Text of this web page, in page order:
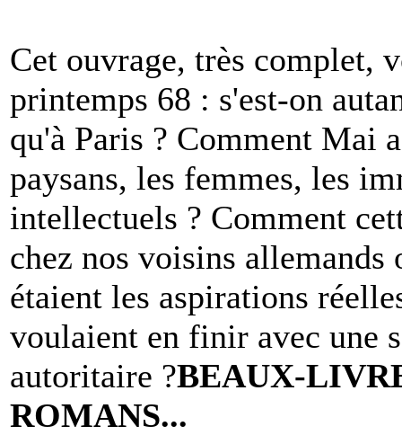
Cet ouvrage, très complet,
printemps 68 : s'est-on
qu'à Paris ? Comment Mai
paysans, les femmes, les
intellectuels ? Comment
chez nos voisins
étaient les aspirations
voulaient en finir avec une
autoritaire ?BEAUX-
ROMANS...